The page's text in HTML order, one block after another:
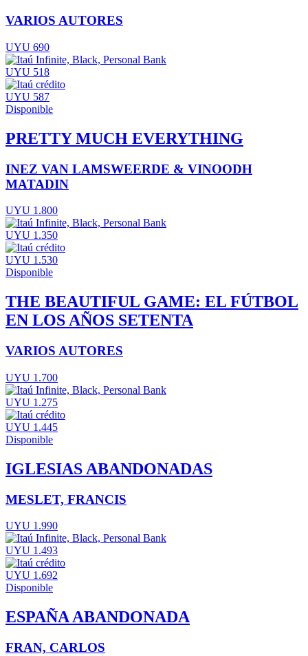
VARIOS AUTORES
UYU 690
UYU 518
UYU 587
Disponible
PRETTY MUCH EVERYTHING
INEZ VAN LAMSWEERDE & VINOODH
MATADIN
UYU 1.800
UYU 1.350
UYU 1.530
Disponible
THE BEAUTIFUL GAME: EL FÚTBOL
EN LOS AÑOS SETENTA
VARIOS AUTORES
UYU 1.700
UYU 1.275
UYU 1.445
Disponible
IGLESIAS ABANDONADAS
MESLET, FRANCIS
UYU 1.990
UYU 1.493
UYU 1.692
Disponible
ESPAÑA ABANDONADA
FRAN, CARLOS